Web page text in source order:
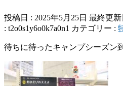
投稿日 : 2025年5月25日 最終更新
: t2o0s1y6o0k7a0n1 カテゴリー :
待ちに待ったキャンプシーズン